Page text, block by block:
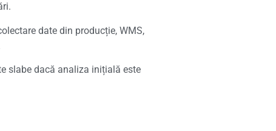
date din producție, WMS,
slabe dacă analiza inițială este